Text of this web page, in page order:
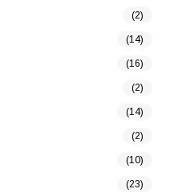
(2)
(14)
(16)
(2)
(14)
(2)
(10)
(23)